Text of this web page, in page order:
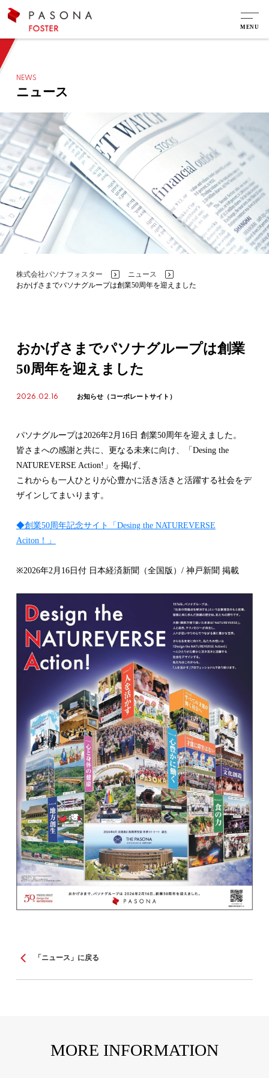
NEWS
ニュース
株式会社パソナフォスター >ニュース
おかげさまでパソナグループは創業50周年を迎えました
おかげさまでパソナグループは創業
50周年を迎えました
2026.02.16 お知らせ（コーポレートサイト）
パソナグループは2026年2月16日 創業50周年を迎えました。
皆さまへの感謝と共に、更なる未来に向け、「Desing the
NATUREVERSE Action!」を掲げ、
これからも一人ひとりが心豊かに活き活きと活躍する社会をデ
ザインしてまいります。
◆創業50周年記念サイト「Desing the NATUREVERSE
Aciton！」
※2026年2月16日付 日本経済新聞（全国版）/ 神戸新聞 掲載
「ニュース」に戻る
MORE INFORMATION